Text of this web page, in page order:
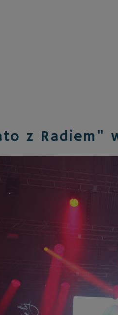
z Radiem"